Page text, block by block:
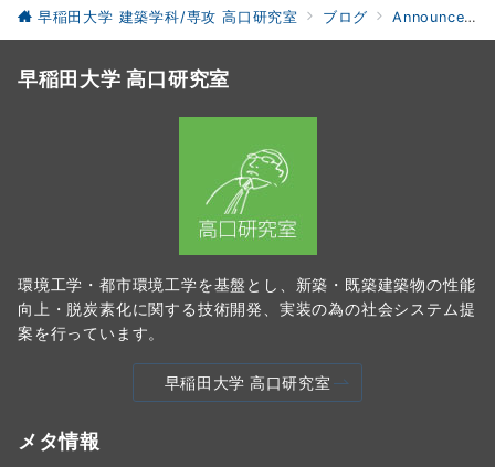
早稲田大学 建築学科/専攻 高口研究室 ブログ Announcements
早稲田大学 高口研究室
環境工学・都市環境工学を基盤とし、新築・既築建築物の性能
向上・脱炭素化に関する技術開発、実装の為の社会システム提
案を行っています。
早稲田大学 高口研究室
メタ情報